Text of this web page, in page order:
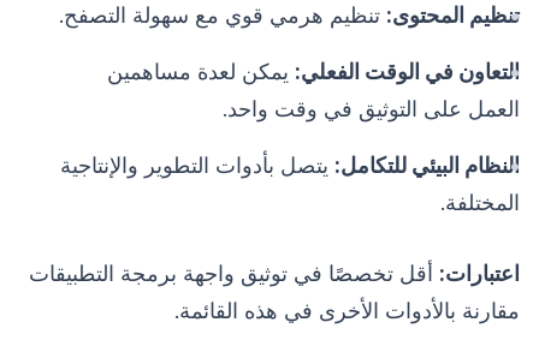
تنظيم المحتوى: تنظيم هرمي قوي مع سهولة التصفح.
التعاون في الوقت الفعلي: يمكن لعدة مساهمين
العمل على التوثيق في وقت واحد.
النظام البيئي للتكامل: يتصل بأدوات التطوير والإنتاجية
المختلفة.
اعتبارات: أقل تخصصًا في توثيق واجهة برمجة التطبيقات
مقارنة بالأدوات الأخرى في هذه القائمة.